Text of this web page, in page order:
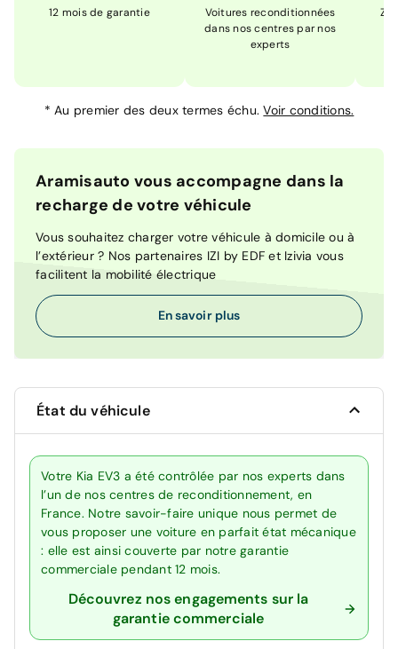
12 mois de garantie
Voitures reconditionnées
dans nos centres par nos
experts
*Au premier des deux termes échu.Voir conditions.
Aramisauto vous accompagne dans la
recharge de votre véhicule
Vous souhaitez charger votre véhicule à domicile ou à
l’extérieur ? Nos partenaires IZI by EDF et Izivia vous
facilitent la mobilité électrique
En savoir plus
État du véhicule
Votre Kia EV3 a été contrôlée par nos experts dans
l’un de nos centres de reconditionnement, en
France. Notre savoir-faire unique nous permet de
vous proposer une voiture en parfait état mécanique
: elle est ainsi couverte par notre garantie
commerciale pendant 12 mois.
Découvrez nos engagements sur la
garantie commerciale